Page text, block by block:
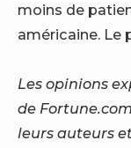
moins de
américaine. Le
Les opinions
de
leurs auteurs